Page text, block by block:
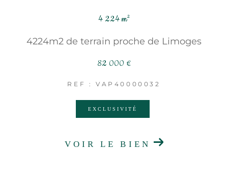
4 224 m²
4224m2 de terrain proche de Limoges
82 000 €
REF : VAP40000032
EXCLUSIVITÉ
VOIR LE BIEN